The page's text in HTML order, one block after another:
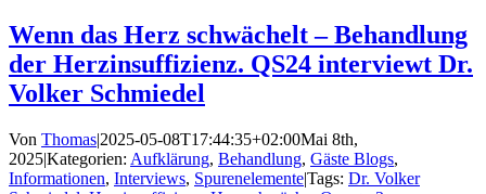
Wenn das Herz schwächelt – Behandlung
der Herzinsuffizienz. QS24 interviewt Dr.
Volker Schmiedel
Von Thomas|2025-05-08T17:44:35+02:00Mai 8th,
2025|Kategorien: Aufklärung, Behandlung, Gäste Blogs,
Informationen, Interviews, Spurenelemente|Tags: Dr. Volker